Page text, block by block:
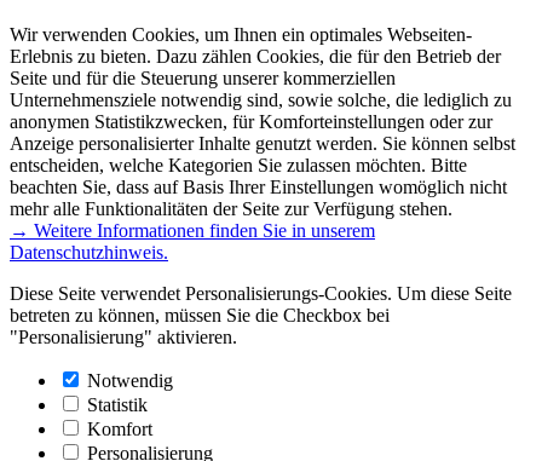
Wir verwenden Cookies, um Ihnen ein optimales Webseiten-
Erlebnis zu bieten. Dazu zählen Cookies, die für den Betrieb der
Seite und für die Steuerung unserer kommerziellen
Unternehmensziele notwendig sind, sowie solche, die lediglich zu
anonymen Statistikzwecken, für Komforteinstellungen oder zur
Anzeige personalisierter Inhalte genutzt werden. Sie können selbst
entscheiden, welche Kategorien Sie zulassen möchten. Bitte
beachten Sie, dass auf Basis Ihrer Einstellungen womöglich nicht
mehr alle Funktionalitäten der Seite zur Verfügung stehen.
→ Weitere Informationen finden Sie in unserem
Datenschutzhinweis.
Diese Seite verwendet Personalisierungs-Cookies. Um diese Seite
betreten zu können, müssen Sie die Checkbox bei
"Personalisierung" aktivieren.
Notwendig
Statistik
Komfort
Personalisierung